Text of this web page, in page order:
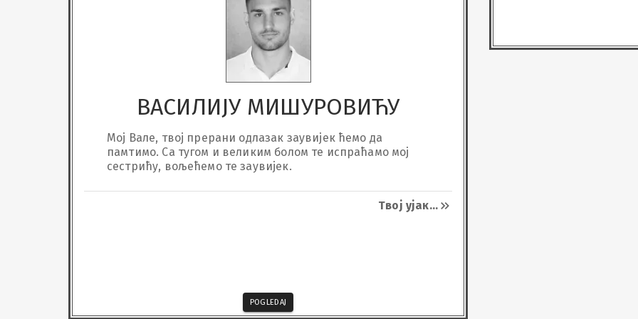
ВАСИЛИЈУ МИШУРОВИЋУ
Мој Вале, твој прерани одлазак заувијек ћемо да
памтимо. Са тугом и великим болом те испраћамо мој
сестрићу, вољећемо те заувијек.
Твој ујак...
POGLEDAJ